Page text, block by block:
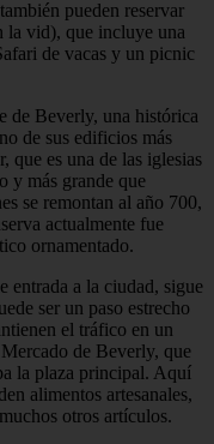
pueden reservar
la vid), que incluye una
de vacas y un picnic
de Beverly, una histórica
de sus edificios más
que es una de las iglesias
y más grande que
se remontan al año 700,
actualmente fue
ornamentado.
entrada a la ciudad, sigue
ser un paso estrecho
el tráfico en un
de Beverly, que
la plaza principal. Aquí
alimentos artesanales,
otros artículos.